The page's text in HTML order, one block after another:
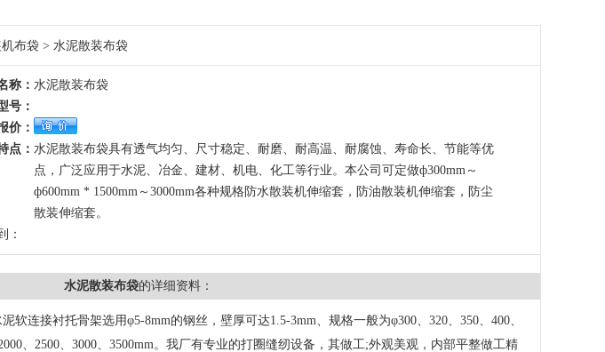
布袋 > 水泥散装布袋
称： 水泥散装布袋
号：
价：
点： 水泥散装布袋具有透气均匀、尺寸稳定、耐磨、耐高温、耐腐蚀、寿命长、节能等优
点，广泛应用于水泥、冶金、建材、机电、化工等行业。本公司可定做ф300mm～
ф600mm * 1500mm～3000mm各种规格防水散装机伸缩套，防油散装机伸缩套，防尘
散装伸缩套。
：
水泥散装布袋的详细资料：
软连接衬托骨架选用φ5-8mm的钢丝，壁厚可达1.5-3mm、规格一般为φ300、320、350、400、
、2500、3000、3500mm。我厂有专业的打圈缝纫设备，其做工;外观美观，内部平整做工精